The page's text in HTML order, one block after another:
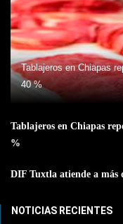
Tablajeros en Chiapas
40 %
Tablajeros en Chiapas
%
DIF Tuxtla atiende a más
NOTICIAS RECIENTES